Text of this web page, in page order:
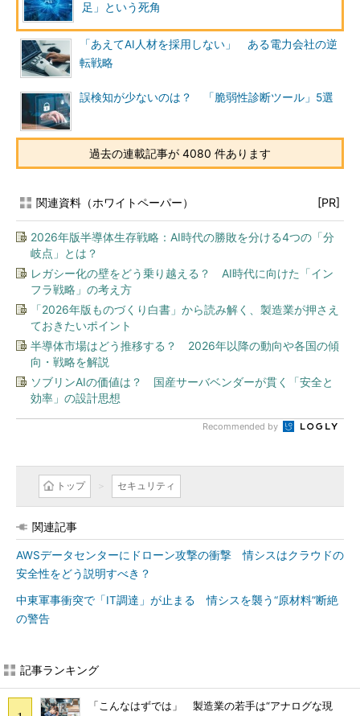
足」という死角
「あえてAI人材を採用しない」 ある電力会社の逆
転戦略
誤検知が少ないのは？ 「脆弱性診断ツール」5選
過去の連載記事が 4080 件あります
関連資料（ホワイトペーパー） [PR]
2026年版半導体生存戦略：AI時代の勝敗を分ける4つの「分
岐点」とは？
レガシー化の壁をどう乗り越える？ AI時代に向けた「イン
フラ戦略」の考え方
「2026年版ものづくり白書」から読み解く、製造業が押さえ
ておきたいポイント
半導体市場はどう推移する？ 2026年以降の動向や各国の傾
向・戦略を解説
ソブリンAIの価値は？ 国産サーバベンダーが貫く「安全と
効率」の設計思想
Recommended by
トップ セキュリティ
関連記事
AWSデータセンターにドローン攻撃の衝撃 情シスはクラウドの
安全性をどう説明すべき？
中東軍事衝突で「IT調達」が止まる 情シスを襲う“原材料”断絶
の警告
記事ランキング
「こんなはずでは」 製造業の若手は“アナログな現